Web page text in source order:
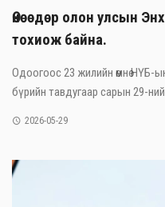
Өнөөдөр олон улсын
тохиож байна.
Одоогоос 23 жилийн өмнө НҮБ-
бүрийн тавдугаар сарын 29-
2026-05-29